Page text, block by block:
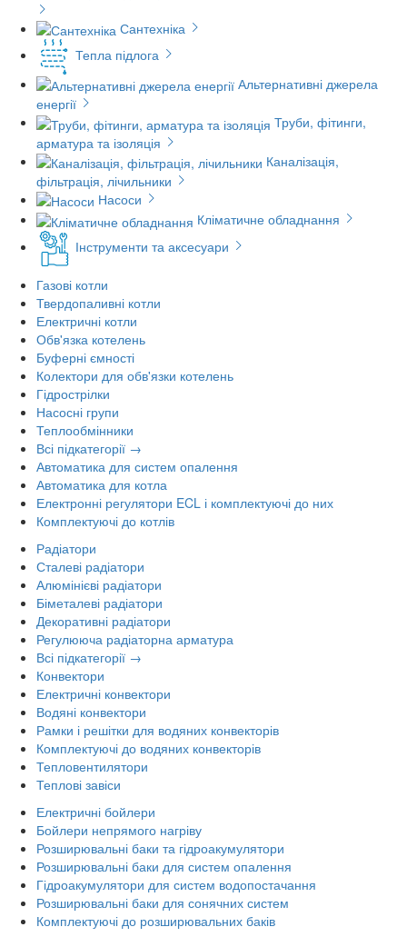
Сантехніка
Тепла підлога
Альтернативні джерела
енергії
Труби, фітинги,
арматура та ізоляція
Каналізація,
фільтрація, лічильники
Насоси
Кліматичне обладнання
Інструменти та аксесуари
Газові котли
Твердопаливні котли
Електричні котли
Обв'язка котелень
Буферні ємності
Колектори для обв'язки котелень
Гідрострілки
Насосні групи
Теплообмінники
Всі підкатегорії →
Автоматика для систем опалення
Автоматика для котла
Електронні регулятори ECL і комплектуючі до них
Комплектуючі до котлів
Радіатори
Сталеві радіатори
Алюмінієві радіатори
Біметалеві радіатори
Декоративні радіатори
Регулююча радіаторна арматура
Всі підкатегорії →
Конвектори
Електричні конвектори
Водяні конвектори
Рамки і решітки для водяних конвекторів
Комплектуючі до водяних конвекторів
Тепловентилятори
Теплові завіси
Електричні бойлери
Бойлери непрямого нагріву
Розширювальні баки та гідроакумулятори
Розширювальні баки для систем опалення
Гідроакумулятори для систем водопостачання
Розширювальні баки для сонячних систем
Комплектуючі до розширювальних баків